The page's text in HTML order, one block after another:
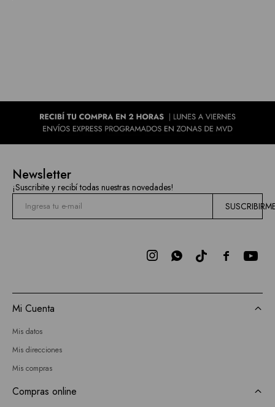
Newsletter
¡Suscribite y recibí todas nuestras novedades!

 
Mi Cuenta
Mis datos
Mis direcciones
Mis compras
Compras online